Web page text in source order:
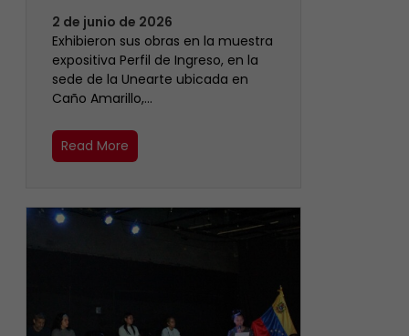
2 de junio de 2026
Exhibieron sus obras en la muestra
expositiva Perfil de Ingreso, en la
sede de la Unearte ubicada en
Caño Amarillo,…
Read More